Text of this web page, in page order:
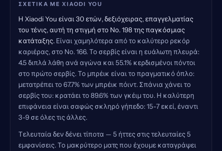
ΣΧΕΤΙΚΆ ΜΕ XIAODI YOU
Η Xiaodi You είναι 30 ετών, δεξιόχειρας, επαγγελματίας
του τένις, αυτή τη στιγμή στο Νο. 198 της παγκόσμιας
κατάταξης. Είναι χαμηλότερα από το καλύτερο ρεκόρ
καριέρας, στο Νο. 166. Το σερβίς είναι η ευάλωτη πλευρά:
4.5 διπλά λάθη ανά αγώνα και 55.1% κερδισμένοι πόντοι
στο πρώτο σερβίς. Το μπρέικ είναι το πραγματικό όπλο:
μετατρέπει το 67.7% των μπρέικ πόιντ. Σπάνια χάνει το
σερβίς του: κρατάει το 89.6% των γκέιμ του. Η καλύτερη
επιφάνεια είναι σαφώς σκληρό γήπεδο: 15-7 εκεί, έναντι
3-9 σε όλες τις άλλες.
Τελευταία δεν δένει τίποτα — 5 ήττες στις τελευταίες 5
εμφανίσεις. Το μακρύτερο ματς που έχουμε καταγράψει